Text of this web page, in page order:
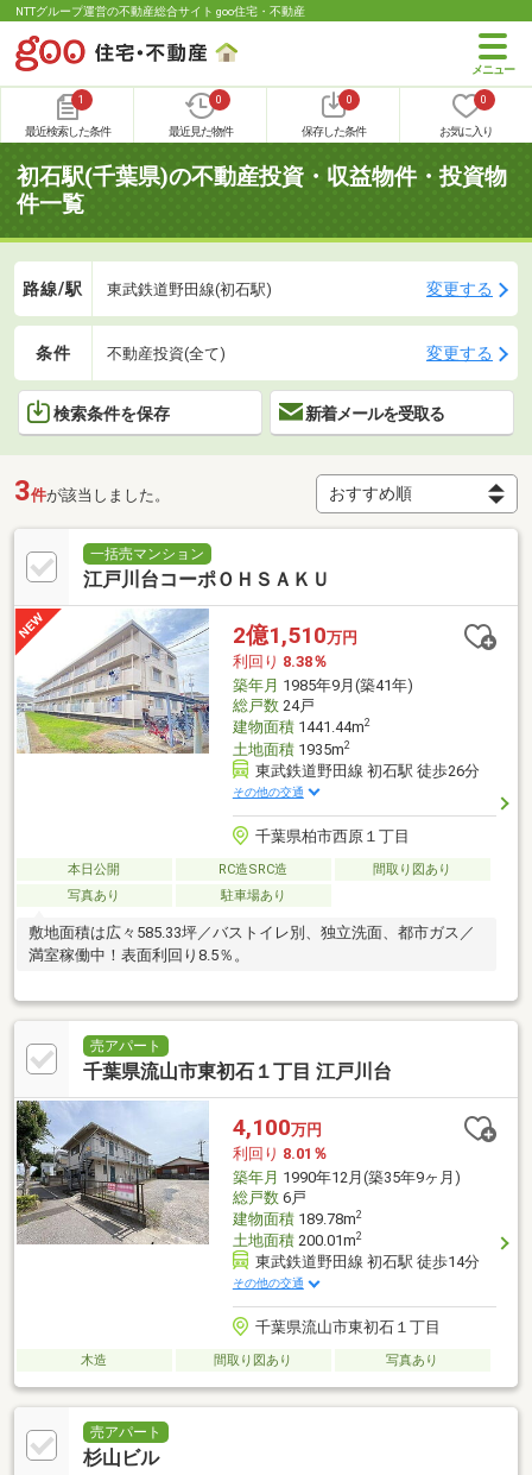
NTTグループ運営の不動産総合サイト goo住宅・不動産
1
最近検索した条件
0
最近見た物件
0
保存した条件
0
お気に入り
初石駅(千葉県)の不動産投資・収益物件・投資物
件一覧
路線/駅 東武鉄道野田線(初石駅) 変更する
条件 不動産投資(全て) 変更する
検索条件を保存 新着メールを受取る
3件が該当しました。
一括売マンション
江戸川台コーポＯＨＳＡＫＵ
2億1,510万円
利回り 8.38％
築年月 1985年9月(築41年)
総戸数24戸
建物面積1441.44m2
土地面積1935m2
東武鉄道野田線 初石駅 徒歩26分
その他の交通
千葉県柏市西原１丁目
本日公開 RC造SRC造
間取り図あり
写真あり
駐車場あり
敷地面積は広々585.33坪／バストイレ別、独立洗面、都市ガス／
満室稼働中！表面利回り8.5％。
売アパート
千葉県流山市東初石１丁目 江戸川台
4,100万円
利回り 8.01％
築年月 1990年12月(築35年9ヶ月)
総戸数6戸
建物面積189.78m2
土地面積200.01m2
東武鉄道野田線 初石駅 徒歩14分
その他の交通
千葉県流山市東初石１丁目
木造 間取り図あり 写真あり
売アパート
杉山ビル